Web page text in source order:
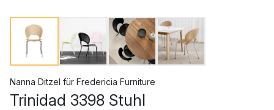
Nanna Ditzel für Fredericia Furniture
Trinidad 3398 Stuhl